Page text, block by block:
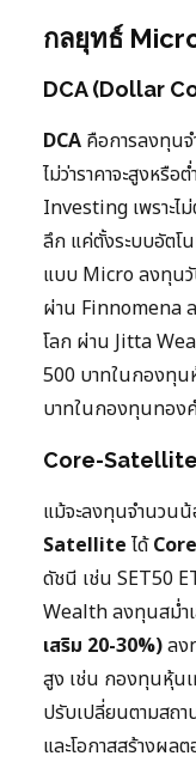
กลยุทธ์
DCA (Dollar
DCA คือการลงทุนจ
ไม่ว่าราคาจะสูงหรื
Investing เพราะไ
ลึก แค่ตั้งระบบอัตโ
แบบ Micro ลงทุน
ผ่าน Finnomena
โลก ผ่าน Jitta
500 บาทในกองทุน
บาทในกองทุนทอง
Core-
แม้จะลงทุนจำนวน
Satellite ได้
ดัชนี เช่น SET50
Wealth ลงทุนสม่ำ
เสริม 20-30%)ลง
สูง เช่น กองทุนหุ้น
ปรับเปลี่ยนตามสถ
และโอกาสสร้างผ